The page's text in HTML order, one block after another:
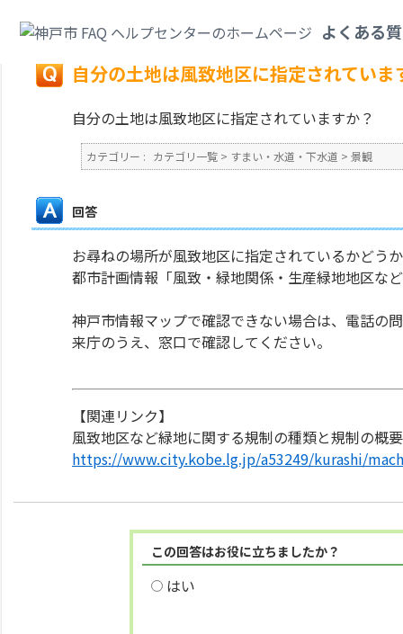
よくある
戻る
自分の土地は風致地区に指定されていま
自分の土地は風致地区に指定されていますか？
カテゴリー : カテゴリ一覧 > すまい・水道・下水道 > 景観
回答
お尋ねの場所が風致地区に指定されているかどう
都市計画情報「風致・緑地関係・生産緑地地区な
神戸市情報マップで確認できない場合は、電話の
来庁のうえ、窓口で確認してください。
【関連リンク】
風致地区など緑地に関する規制の種類と規制の概要
https://www.city.kobe.lg.jp/a53249/kurashi/
この回答はお役に立ちましたか？
はい